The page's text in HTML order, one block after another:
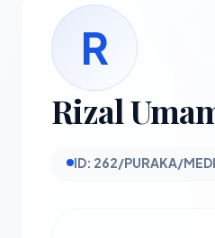
R
Rizal
ID: 262/PURAKA/